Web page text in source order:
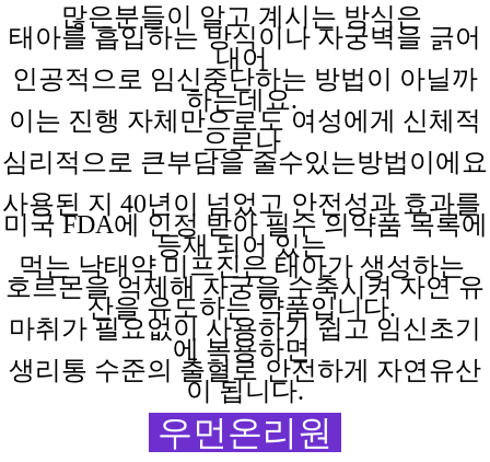
많은분들이 알고 계시는 방식은
태아를 흡입하는방식이나자궁벽을 긁어
내어
인공적으로 임신중단하는 방법이 아닐까
하는데요.
이는 진행 자체만으로도여성에게 신체적
으로나
심리적으로 큰부담을 줄수있는방법이에요
사용된 지 40년이 넘었고 안전성과 효과를
미국 FDA에 인정 받아 필수 의약품 목록에
등재 되어 있는
먹는 낙태약미프진은 태아가 생성하는
호르몬을 억제해 자궁을 수축시켜자연유
산을 유도하는 약품입니다.
마취가 필요없이 사용하기 쉽고 임신초기
에 복용하면
생리통 수준의 출혈로 안전하게 자연유산
이 됩니다.
우먼온리원